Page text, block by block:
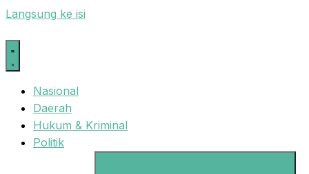
Langsung ke isi
Nasional
Daerah
Hukum & Kriminal
Politik